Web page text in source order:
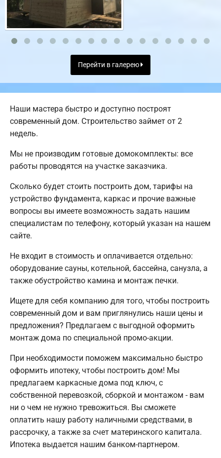
Перейти в галерею
Наши мастера быстро и доступно построят
современный дом. Строительство займет от 2
недель.
Мы не производим готовые домокомплекты: все
работы проводятся на участке заказчика.
Сколько будет стоить построить дом, тарифы на
устройство фундамента, каркас и прочие важные
вопросы вы имеете возможность задать нашим
специалистам по телефону, который указан на нашем
сайте.
Не входит в стоимость и оплачивается отдельно:
оборудование сауны, котельной, бассейна, санузла, а
также обустройство камина и монтаж печки.
Ищете для себя компанию для того, чтобы построить
современный дом и вам приглянулись наши цены и
предложения? Предлагаем с выгодной оформить
монтаж дома по специальной промо-акции.
При необходимости поможем максимально быстро
оформить ипотеку, чтобы построить дом! Мы
предлагаем каркасные дома под ключ, с
собственной перевозкой, сборкой и монтажом - вам
ни о чем не нужно тревожиться. Вы сможете
оплатить нашу работу наличными средствами, в
рассрочку, а также за счет материнского капитала.
Ипотека выдается нашим банком-партнером.